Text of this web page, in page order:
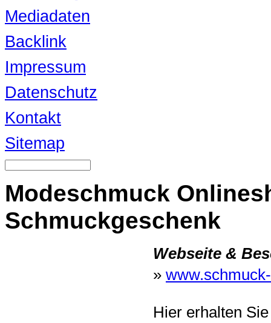
Mediadaten
Backlink
Impressum
Datenschutz
Kontakt
Sitemap
Modeschmuck
Schmuckgeschenk
Webseite &
»
Hier erhalten